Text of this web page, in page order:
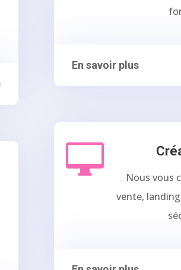
En savoir plus

Nous vous
vente,